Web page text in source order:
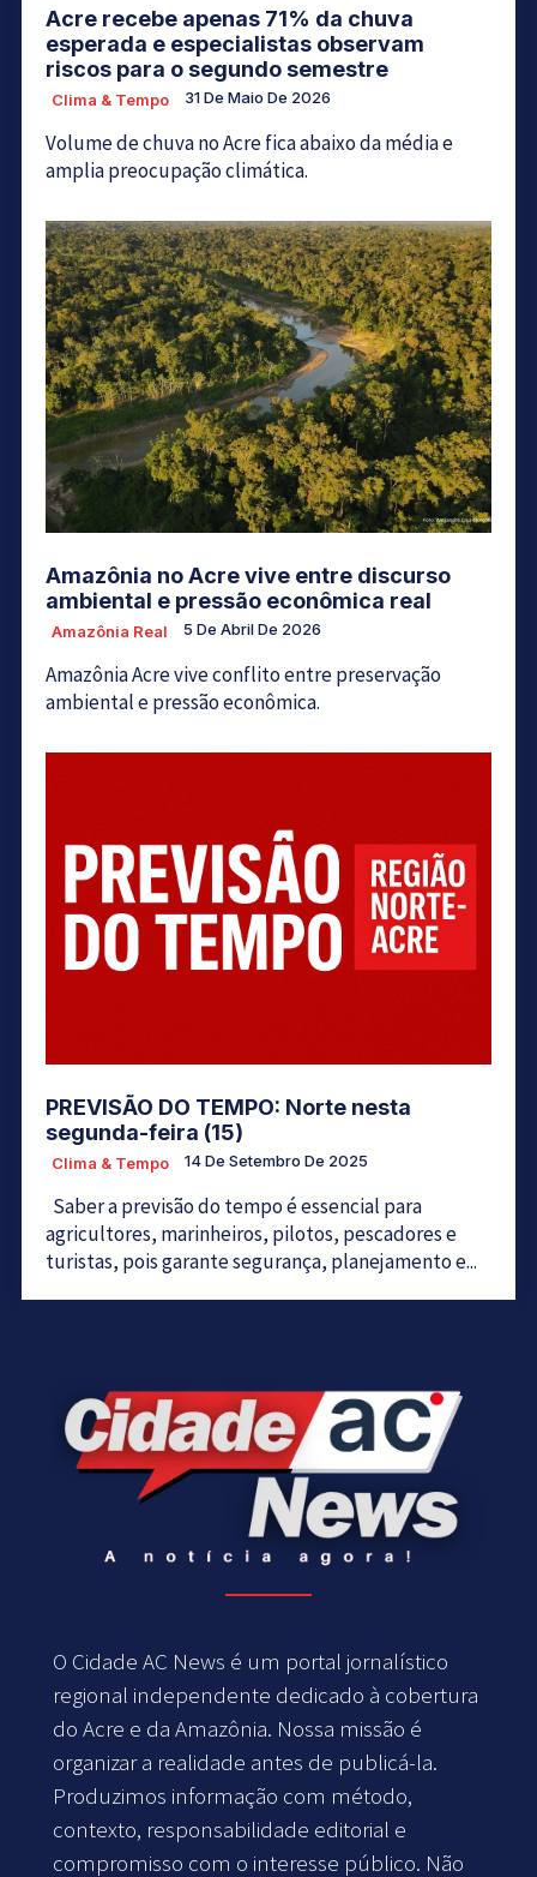
Acre recebe apenas 71% da chuva
esperada e especialistas observam
riscos para o segundo semestre
Clima & Tempo 31 De Maio De 2026
Volume de chuva no Acre fica abaixo da média e
amplia preocupação climática.
Amazônia no Acre vive entre discurso
ambiental e pressão econômica real
Amazônia Real 5 De Abril De 2026
Amazônia Acre vive conflito entre preservação
ambiental e pressão econômica.
PREVISÃO DO TEMPO: Norte nesta
segunda-feira (15)
Clima & Tempo 14 De Setembro De 2025
agricultores, marinheiros, pilotos, pescadores e
turistas, pois garante segurança, planejamento e...
O Cidade AC News é um portal jornalístico
regional independente dedicado à cobertura
do Acre e da Amazônia. Nossa missão é
organizar a realidade antes de publicá-la.
Produzimos informação com método,
contexto, responsabilidade editorial e
compromisso com o interesse público. Não